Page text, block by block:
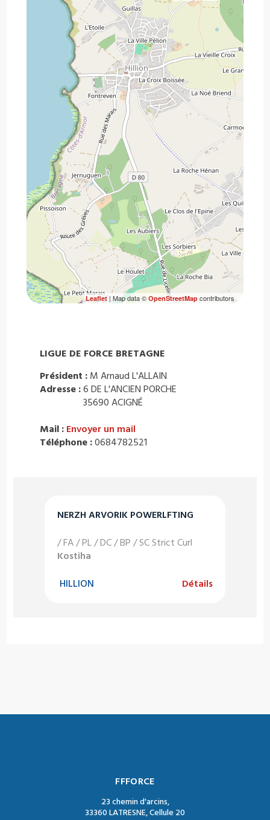
NERZH ARVORIK POWERLFTING
/ FA / PL / DC / BP / SC Strict Curl
Kostiha
HILLION Détails
Leaflet| Map data © OpenStreetMapcontributors
LIGUE DE FORCE BRETAGNE
Président : M Arnaud L'ALLAIN
Adresse :6 DE L'ANCIEN PORCHE
35690 ACIGNÉ
Mail : Envoyer un mail
Téléphone :0684782521
FFFORCE
23 chemin d'arcins,
33360 LATRESNE, Cellule 20